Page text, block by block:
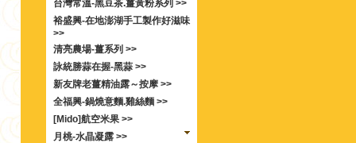
台灣常溫-黑豆茶.薑黃粉系列 >>
裕盛興-在地澎湖手工製作好滋味
>>
清亮農場-薑系列 >>
詠統勝蒜在握-黑蒜 >>
新友牌老薑精油露～按摩 >>
全福興-鍋燒意麵.雞絲麵 >>
[Mido]航空米果 >>
月桃-水晶凝露 >>